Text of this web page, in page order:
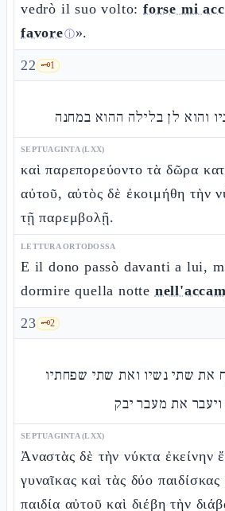
vedrò il suo volto:forse mi
favoreⓘ».
22 🗝️1
והוא לן בלילה ההוא במחנה
SEPTUAGINTA (LXX)
καὶ παρεπορεύοντο τὰ δῶρα
αὐτοῦ, αὐτὸς δὲ ἐκοιμήθη τὴν
τῇ παρεμβολῇ.
LETTURA ORTODOSSA
E il dono passò davanti a lui,
dormire quella notte
23 🗝️2
את שתי נשיו ואת שתי שפחתיו
את מעבר יבק
SEPTUAGINTA (LXX)
Ἀναστὰς δὲ τὴν νύκτα ἐκείνην
γυναῖκας καὶ τὰς δύο
παιδία αὐτοῦ καὶ διέβη τὴν